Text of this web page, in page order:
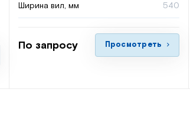
Ширина вил, мм 540
По запросу Просмотреть